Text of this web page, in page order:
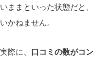
いままといった状態だと
いかねません。
実際に、 口コミの数がコ